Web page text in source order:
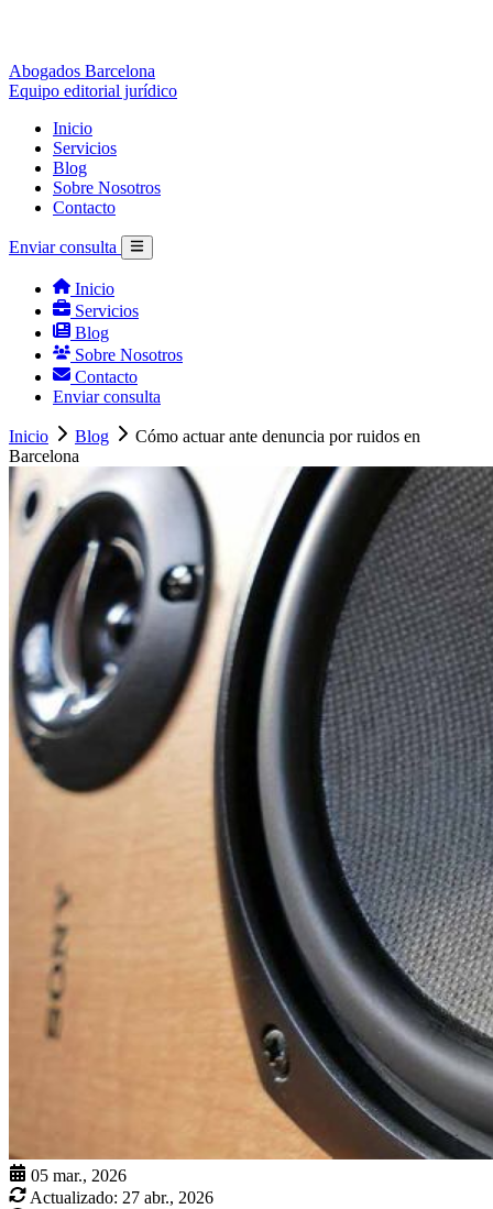
Abogados Barcelona
Equipo editorial jurídico
Inicio
Servicios
Blog
Sobre Nosotros
Contacto
Enviar consulta
Inicio
Servicios
Blog
Sobre Nosotros
Contacto
Enviar consulta
Inicio Blog
Cómo actuar ante denuncia por ruidos en
Barcelona
05 mar., 2026
Actualizado: 27 abr., 2026